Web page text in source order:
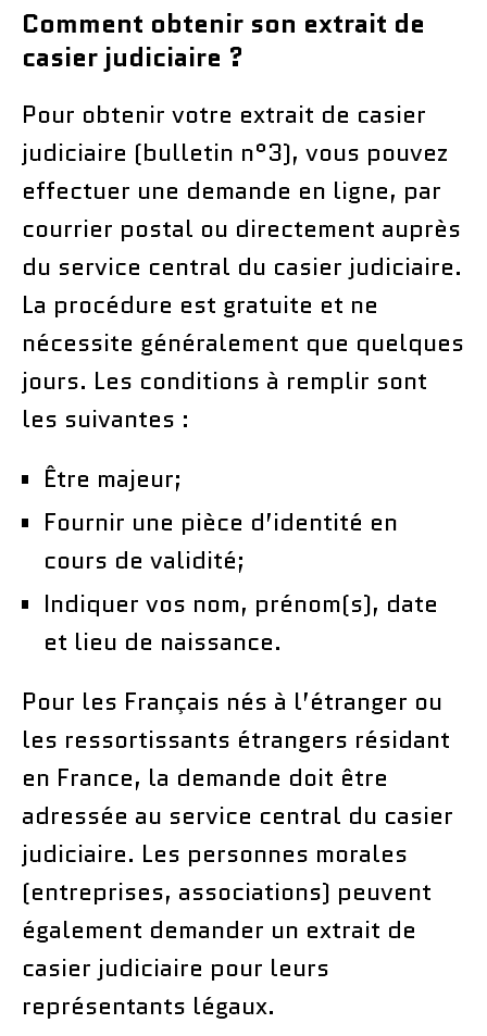
Comment obtenir son extrait de
casier judiciaire ?
Pour obtenir votre extrait de casier
judiciaire (bulletin n°3), vous pouvez
effectuer une demande en ligne, par
courrier postal ou directement auprès
du service central du casier judiciaire.
La procédure est gratuite et ne
nécessite généralement que quelques
jours. Les conditions à remplir sont
les suivantes :
Être majeur;
Fournir une pièce d’identité en
cours de validité;
Indiquer vos nom, prénom(s), date
et lieu de naissance.
Pour les Français nés à l’étranger ou
les ressortissants étrangers résidant
en France, la demande doit être
adressée au service central du casier
judiciaire. Les personnes morales
(entreprises, associations) peuvent
également demander un extrait de
casier judiciaire pour leurs
représentants légaux.